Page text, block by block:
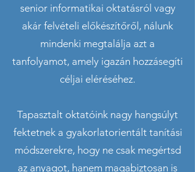
senior informatikai oktatásról vagy
akár felvételi előkészítőről, nálunk
mindenki megtalálja azt a
tanfolyamot, amely igazán hozzásegíti
céljai eléréséhez.
Tapasztalt oktatóink nagy hangsúlyt
fektetnek a gyakorlatorientált tanítási
módszerekre, hogy ne csak megértsd
az anyagot, hanem magabiztosan is